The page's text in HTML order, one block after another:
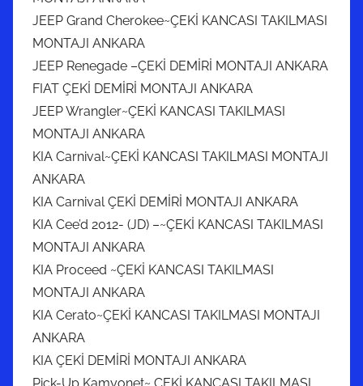
JEEP Grand Cherokee~ÇEKİ KANCASI TAKILMASI
MONTAJI ANKARA
JEEP Renegade –ÇEKİ DEMİRİ MONTAJI ANKARA
FIAT ÇEKİ DEMİRİ MONTAJI ANKARA
JEEP Wrangler~ÇEKİ KANCASI TAKILMASI
MONTAJI ANKARA
KIA Carnival~ÇEKİ KANCASI TAKILMASI MONTAJI
ANKARA
KIA Carnival ÇEKİ DEMİRİ MONTAJI ANKARA
KIA Cee’d 2012- (JD) –~ÇEKİ KANCASI TAKILMASI
MONTAJI ANKARA
KIA Proceed ~ÇEKİ KANCASI TAKILMASI
MONTAJI ANKARA
KIA Cerato~ÇEKİ KANCASI TAKILMASI MONTAJI
ANKARA
KIA ÇEKİ DEMİRİ MONTAJI ANKARA